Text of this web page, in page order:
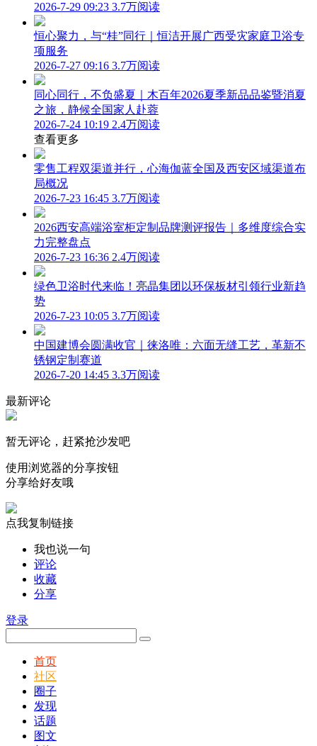
2026-7-29 09:23 3.7万阅读
恒心聚力，与“桂”同行｜恒洁开展广西受灾家庭卫浴专
项服务
2026-7-27 09:16 3.7万阅读
同心同行，不负盛夏｜木百年2026夏季新品品鉴暨消夏
之旅，静候全国家人赴蓉
2026-7-24 10:19 2.4万阅读
查看更多
零售工程双渠道并行，心海伽蓝全国及西安区域渠道布
局概况
2026-7-23 16:45 3.7万阅读
2026西安高端浴室柜定制品牌测评报告｜多维度综合实
力完整盘点
2026-7-23 16:36 2.4万阅读
绿色卫浴时代来临！亮晶集团以环保板材引领行业新趋
势
2026-7-23 10:05 3.7万阅读
中国建博会圆满收官｜徕洛唯：六面无缝工艺，革新不
锈钢定制赛道
2026-7-20 14:45 3.3万阅读
最新评论
暂无评论，赶紧抢沙发吧
使用浏览器的分享按钮
分享给好友哦
点我复制链接
我也说一句
评论
收藏
分享
登录
首页
社区
圈子
发现
话题
图文